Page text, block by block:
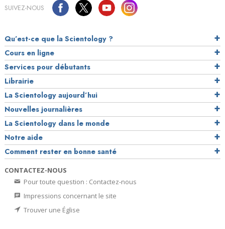
SUIVEZ-NOUS
Qu’est-ce que la Scientology ?
Cours en ligne
Services pour débutants
Librairie
La Scientology aujourd’hui
Nouvelles journalières
La Scientology dans le monde
Notre aide
Comment rester en bonne santé
CONTACTEZ-NOUS
Pour toute question : Contactez-nous
Impressions concernant le site
Trouver une Église